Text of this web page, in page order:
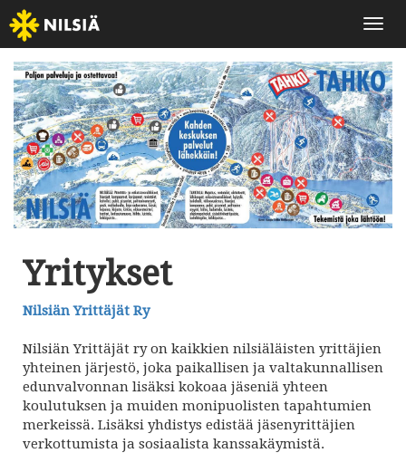
Yritykset
Nilsiän Yrittäjät Ry
Nilsiän Yrittäjät ry on kaikkien nilsiäläisten yrittäjien
yhteinen järjestö, joka paikallisen ja valtakunnallisen
edunvalvonnan lisäksi kokoaa jäseniä yhteen
koulutuksen ja muiden monipuolisten tapahtumien
merkeissä. Lisäksi yhdistys edistää jäsenyrittäjien
verkottumista ja sosiaalista kanssakäymistä.